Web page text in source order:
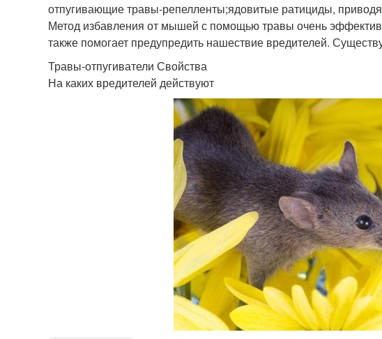
отпугивающие травы-репелленты;ядовитые ратициды,
Метод избавления от мышей с помощью травы очень
также помогает предупредить нашествие вредителей.
Травы-отпугиватели Свойства
На каких вредителей действуют